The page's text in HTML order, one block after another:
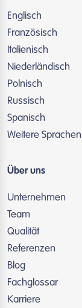
Englisch
Französisch
Italienisch
Niederländisch
Polnisch
Russisch
Spanisch
Weitere Sprachen
Über uns
Unternehmen
Team
Qualität
Referenzen
Blog
Fachglossar
Karriere